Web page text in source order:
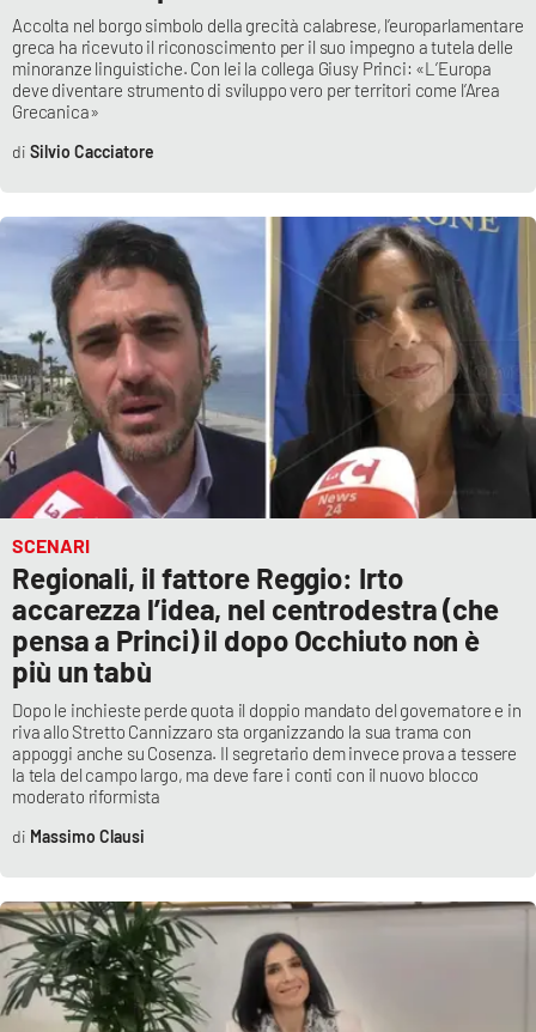
Accolta nel borgo simbolo della grecità calabrese, l’europarlamentare
greca ha ricevuto il riconoscimento per il suo impegno a tutela delle
minoranze linguistiche. Con lei la collega Giusy Princi: «L’Europa
deve diventare strumento di sviluppo vero per territori come l’Area
Grecanica»
Silvio Cacciatore
SCENARI
Regionali, il fattore Reggio: Irto
accarezza l’idea, nel centrodestra (che
pensa a Princi) il dopo Occhiuto non è
più un tabù
Dopo le inchieste perde quota il doppio mandato del governatore e in
riva allo Stretto Cannizzaro sta organizzando la sua trama con
appoggi anche su Cosenza. Il segretario dem invece prova a tessere
la tela del campo largo, ma deve fare i conti con il nuovo blocco
moderato riformista
Massimo Clausi